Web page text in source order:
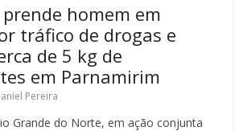
homem em
tráfico de drogas e
de 5 kg de
em Parnamirim
Pereira
Grande do Norte, em ação conjunta